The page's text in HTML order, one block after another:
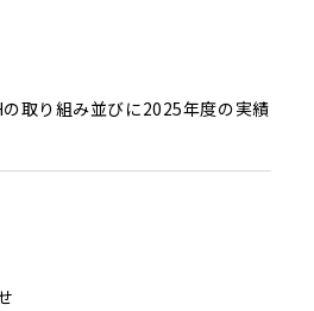
取り組み並びに2025年度の実績